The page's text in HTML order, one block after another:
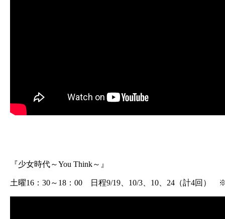
『少女時代～You Think～』
土曜16：30～18：00 日程9/19、10/3、10、24（計4回）